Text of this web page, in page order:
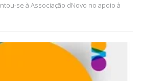
se à Associação dNovo no apoio à